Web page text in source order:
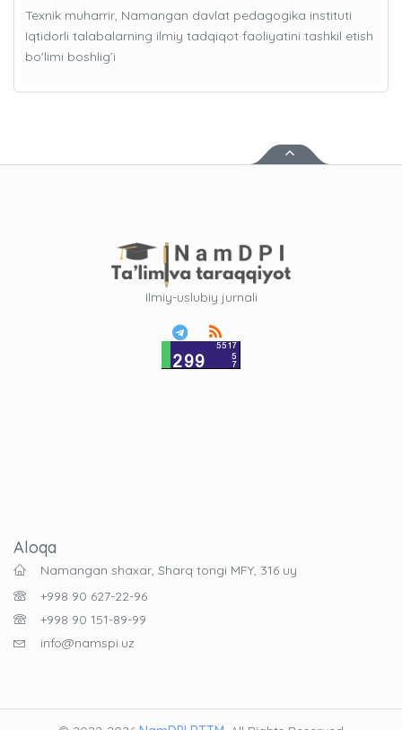
Texnik muharrir, Namangan davlat pedagogika instituti
Iqtidorli talabalarning ilmiy tadqiqot faoliyatini tashkil etish
bo'limi boshlig’i
Ilmiy-uslubiy jurnali
Aloqa
Namangan shaxar, Sharq tongi MFY, 316 uy
+998 90 627-22-96
+998 90 151-89-99
info@namspi.uz